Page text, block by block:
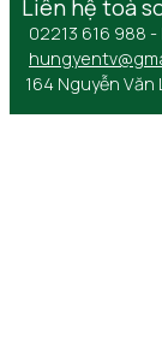
Liên hệ toà
02213 616 988
164 Nguyễn Văn